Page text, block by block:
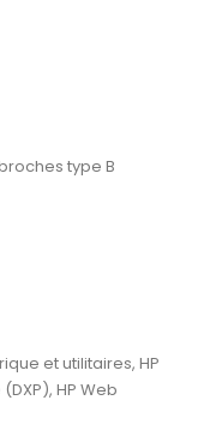
broches type B
et utilitaires, HP
HP Web